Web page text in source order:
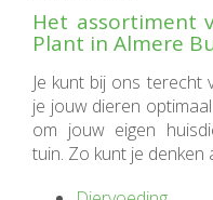
Het assortiment
Plant in Almere
Je kunt bij ons terecht
je jouw dieren
om jouw eigen
tuin. Zo kunt je denken